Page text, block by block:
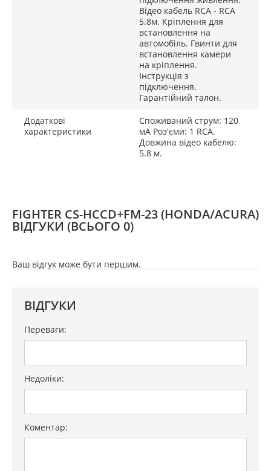
Відео кабель RCA - RCA
5.8м. Кріплення для
встановлення на
автомобіль. Гвинти для
встановлення камери
на кріплення.
Інструкція з
підключення.
Гарантійний талон.
Додаткові
характеристики
Споживаний струм: 120
мА Роз'єми: 1 RCA.
Довжина відео кабелю:
5.8 м.
FIGHTER CS-HCCD+FM-23 (HONDA/ACURA)
ВІДГУКИ (ВСЬОГО 0)
Ваш відгук може бути першим.
ВІДГУКИ
Переваги:
Недоліки:
Коментар: